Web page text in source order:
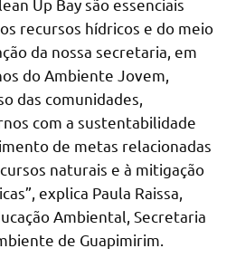
Up Bay são essenciais
recursos hídricos e do meio
da nossa secretaria, em
do Ambiente Jovem,
das comunidades,
com a sustentabilidade
de metas relacionadas
naturais e à mitigação
explica Paula Raissa,
Ambiental, Secretaria
de Guapimirim.